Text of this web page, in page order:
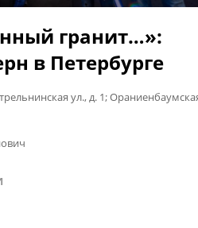
гранит…»:
в Петербурге
ул., д. 1;